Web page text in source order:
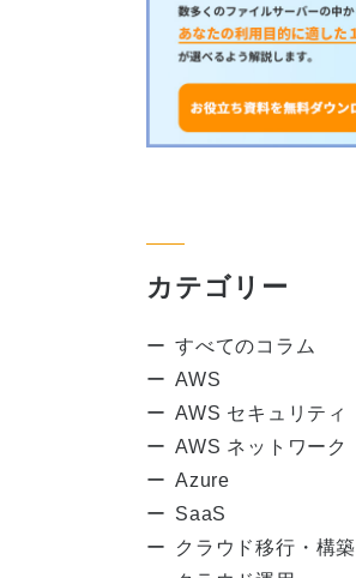
カテゴリー
すべてのコラム
AWS
AWS セキュリティ
AWS ネットワーク
Azure
SaaS
クラウド移行・構築